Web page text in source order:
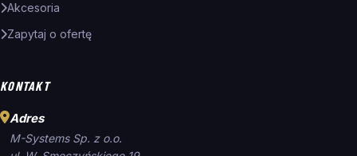
Akcesoria
Zapytaj o ofertę
KONTAKT
Adres
M-Systems Sp. z o.o.